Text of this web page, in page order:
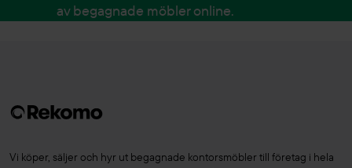
av begagnade möbler online.
Vi köper, säljer och hyr ut begagnade kontorsmöbler till företag i hela